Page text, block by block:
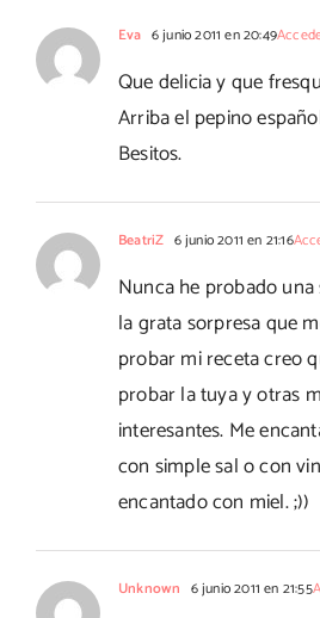
Eva 6 junio 2011 en 20:49
Que delicia y que
Arriba el pepino
Besitos.
BeatriZ 6 junio 2011 en 21:16
Nunca he probado
la grata sorpresa que
probar mi receta creo
probar la tuya y otras
interesantes. Me
con simple sal o con
encantado con miel. ;))
Unknown 6 junio 2011 en 21:55